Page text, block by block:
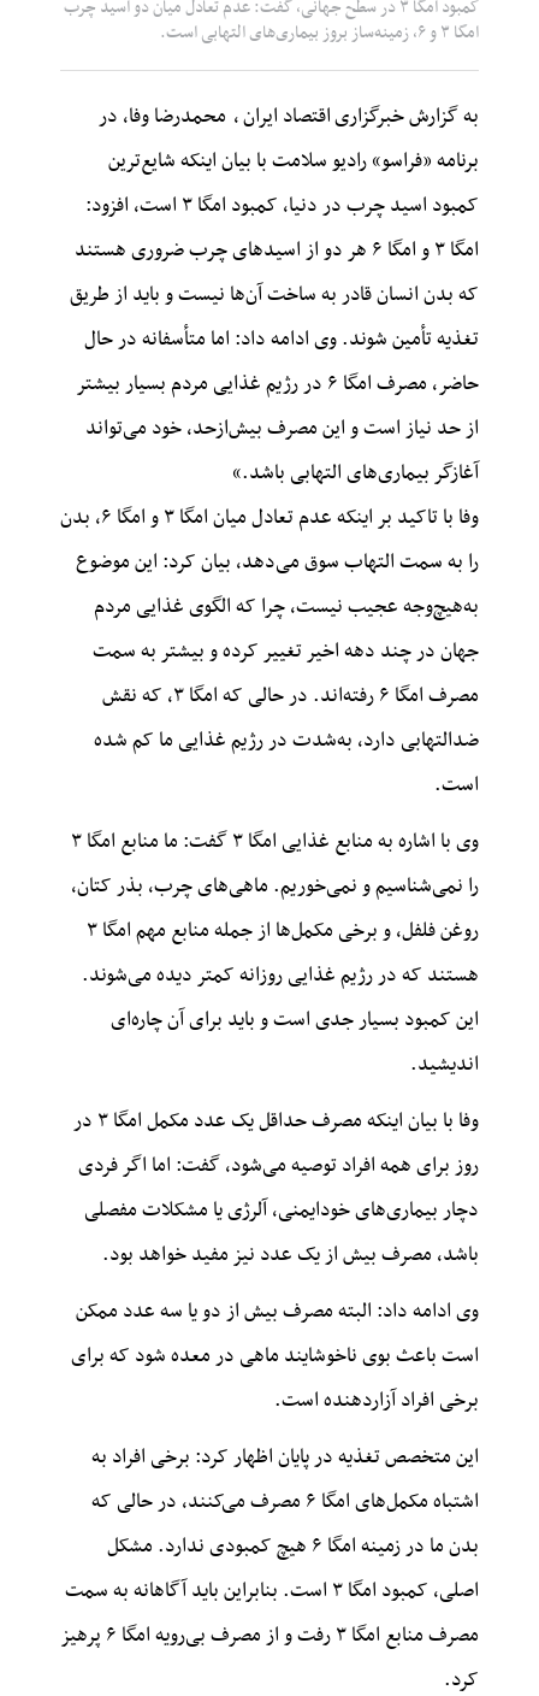
کمبود امگا ۳ در سطح جهانی، گفت: عدم تعادل میان دو اسید چرب
امگا ۳ و ۶، زمینه‌ساز بروز بیماری‌های التهابی است.
به گزارش خبرگزاریاقتصاد ایران، محمدرضا وفا، در
برنامه «فراسو» رادیو سلامت با بیان اینکه شایع‌ترین
کمبود اسید چرب در دنیا، کمبود امگا ۳ است، افزود:
امگا ۳ و امگا ۶ هر دو از اسیدهای چرب ضروری هستند
که بدن انسان قادر به ساخت آن‌ها نیست و باید از طریق
تغذیه تأمین شوند.وی ادامه داد: اما متأسفانه در حال
حاضر، مصرف امگا ۶ در رژیم غذایی مردم بسیار بیشتر
از حد نیاز است و این مصرف بیش‌ازحد، خود می‌تواند
آغازگر بیماری‌های التهابی باشد.»
وفا با تاکید بر اینکه عدم تعادل میان امگا ۳ و امگا ۶، بدن
را به سمت التهاب سوق می‌دهد، بیان کرد: این موضوع
به‌هیچ‌وجه عجیب نیست، چرا که الگوی غذایی مردم
جهان در چند دهه اخیر تغییر کرده و بیشتر به سمت
مصرف امگا ۶ رفته‌اند. در حالی که امگا ۳، که نقش
ضدالتهابی دارد، به‌شدت در رژیم غذایی ما کم شده
است.
وی با اشاره به منابع غذایی امگا ۳ گفت: ما منابع امگا ۳
را نمی‌شناسیم و نمی‌خوریم. ماهی‌های چرب، بذر کتان،
روغن فلفل، و برخی مکمل‌ها از جمله منابع مهم امگا ۳
هستند که در رژیم غذایی روزانه کمتر دیده می‌شوند.
این کمبود بسیار جدی است و باید برای آن چاره‌ای
اندیشید.
وفا با بیان اینکه مصرف حداقل یک عدد مکمل امگا ۳ در
روز برای همه افراد توصیه می‌شود، گفت: اما اگر فردی
دچار بیماری‌های خودایمنی، آلرژی یا مشکلات مفصلی
باشد، مصرف بیش از یک عدد نیز مفید خواهد بود.
وی ادامه داد: البته مصرف بیش از دو یا سه عدد ممکن
است باعث بوی ناخوشایند ماهی در معده شود که برای
برخی افراد آزاردهنده است.
این متخصص تغذیه در پایان اظهار کرد: برخی افراد به
اشتباه مکمل‌های امگا ۶ مصرف می‌کنند، در حالی که
بدن ما در زمینه امگا ۶ هیچ کمبودی ندارد. مشکل
اصلی، کمبود امگا ۳ است. بنابراین باید آگاهانه به سمت
مصرف منابع امگا ۳ رفت و از مصرف بی‌رویه امگا ۶ پرهیز
کرد.